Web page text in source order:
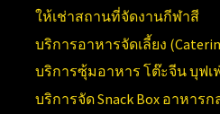
ให้เช่าสถานที่จัดงานกีฬาสี
บริการอาหารจัดเลี้ยง
บริการซุ้มอาหาร โต๊ะจีน บุฟเ
บริการจัด Snack Box อาหารก